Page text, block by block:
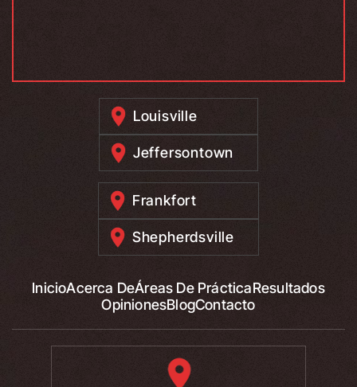
Louisville
Jeffersontown
Frankfort
Shepherdsville
InicioAcerca DeÁreas De PrácticaResultados
OpinionesBlogContacto